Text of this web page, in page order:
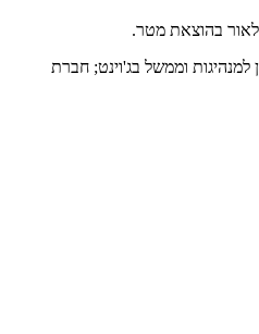
לאור בהוצאת מטר.
וממשל בג'וינט; חברת